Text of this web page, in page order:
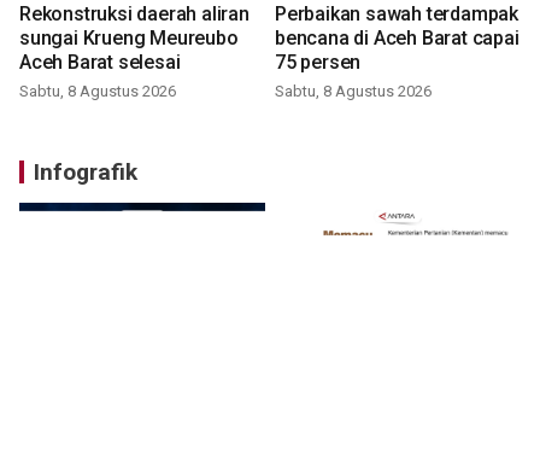
Rekonstruksi daerah aliran
sungai Krueng Meureubo
Aceh Barat selesai
Sabtu, 8 Agustus 2026
Perbaikan sawah terdampak
bencana di Aceh Barat capai
75 persen
Sabtu, 8 Agustus 2026
Infografik